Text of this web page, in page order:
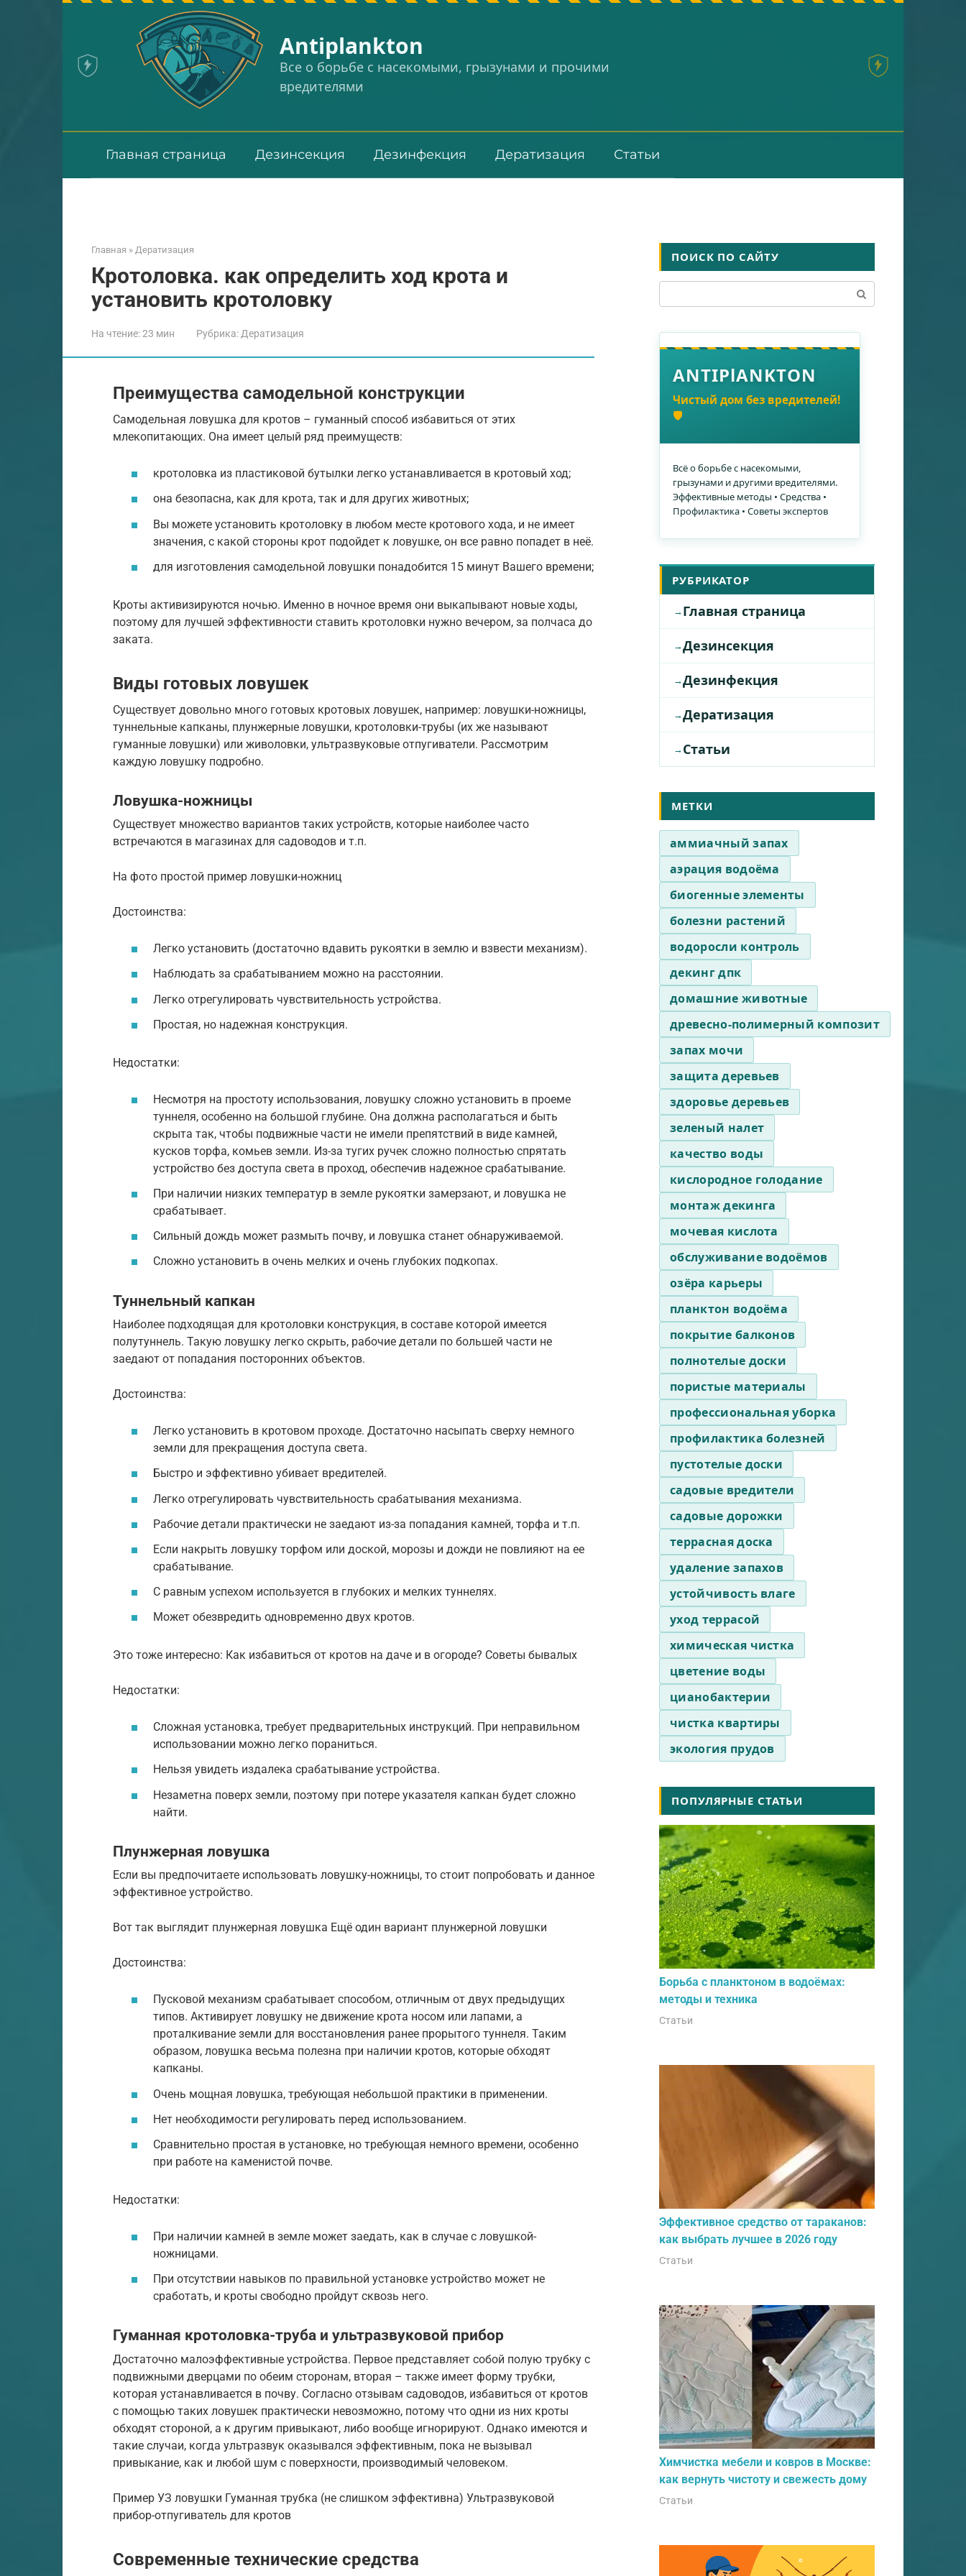
Аntiplankton
Все о борьбе с насекомыми, грызунами и прочими
вредителями
Главная страница Дезинсекция Дезинфекция Дератизация Статьи
Главная » Дератизация
Кротоловка. как определить ход крота и
установить кротоловку
На чтение:23 мин Рубрика: Дератизация
Преимущества самодельной конструкции
Самодельная ловушка для кротов – гуманный способ избавиться от этих
млекопитающих. Она имеет целый ряд преимуществ:
кротоловка из пластиковой бутылки легко устанавливается в кротовый ход;
она безопасна, как для крота, так и для других животных;
Вы можете установить кротоловку в любом месте кротового хода, и не имеет
значения, с какой стороны крот подойдет к ловушке, он все равно попадет в неё.
для изготовления самодельной ловушки понадобится 15 минут Вашего времени;
Кроты активизируются ночью. Именно в ночное время они выкапывают новые ходы,
поэтому для лучшей эффективности ставить кротоловки нужно вечером, за полчаса до
заката.
Виды готовых ловушек
Существует довольно много готовых кротовых ловушек, например: ловушки-ножницы,
туннельные капканы, плунжерные ловушки, кротоловки-трубы (их же называют
гуманные ловушки) или живоловки, ультразвуковые отпугиватели. Рассмотрим
каждую ловушку подробно.
Ловушка-ножницы
Существует множество вариантов таких устройств, которые наиболее часто
встречаются в магазинах для садоводов и т.п.
На фото простой пример ловушки-ножниц
Достоинства:
Легко установить (достаточно вдавить рукоятки в землю и взвести механизм).
Наблюдать за срабатыванием можно на расстоянии.
Легко отрегулировать чувствительность устройства.
Простая, но надежная конструкция.
Недостатки:
Несмотря на простоту использования, ловушку сложно установить в проеме
туннеля, особенно на большой глубине. Она должна располагаться и быть
скрыта так, чтобы подвижные части не имели препятствий в виде камней,
кусков торфа, комьев земли. Из-за тугих ручек сложно полностью спрятать
устройство без доступа света в проход, обеспечив надежное срабатывание.
При наличии низких температур в земле рукоятки замерзают, и ловушка не
срабатывает.
Сильный дождь может размыть почву, и ловушка станет обнаруживаемой.
Сложно установить в очень мелких и очень глубоких подкопах.
Туннельный капкан
Наиболее подходящая для кротоловки конструкция, в составе которой имеется
полутуннель. Такую ловушку легко скрыть, рабочие детали по большей части не
заедают от попадания посторонних объектов.
Достоинства:
Легко установить в кротовом проходе. Достаточно насыпать сверху немного
земли для прекращения доступа света.
Быстро и эффективно убивает вредителей.
Легко отрегулировать чувствительность срабатывания механизма.
Рабочие детали практически не заедают из-за попадания камней, торфа и т.п.
Если накрыть ловушку торфом или доской, морозы и дожди не повлияют на ее
срабатывание.
С равным успехом используется в глубоких и мелких туннелях.
Может обезвредить одновременно двух кротов.
Это тоже интересно: Как избавиться от кротов на даче и в огороде? Советы бывалых
Недостатки:
Сложная установка, требует предварительных инструкций. При неправильном
использовании можно легко пораниться.
Нельзя увидеть издалека срабатывание устройства.
Незаметна поверх земли, поэтому при потере указателя капкан будет сложно
найти.
Плунжерная ловушка
Если вы предпочитаете использовать ловушку-ножницы, то стоит попробовать и данное
эффективное устройство.
Вот так выглядит плунжерная ловушка Ещё один вариант плунжерной ловушки
Достоинства:
Пусковой механизм срабатывает способом, отличным от двух предыдущих
типов. Активирует ловушку не движение крота носом или лапами, а
проталкивание земли для восстановления ранее прорытого туннеля. Таким
образом, ловушка весьма полезна при наличии кротов, которые обходят
капканы.
Очень мощная ловушка, требующая небольшой практики в применении.
Нет необходимости регулировать перед использованием.
Сравнительно простая в установке, но требующая немного времени, особенно
при работе на каменистой почве.
Недостатки:
При наличии камней в земле может заедать, как в случае с ловушкой-
ножницами.
При отсутствии навыков по правильной установке устройство может не
сработать, и кроты свободно пройдут сквозь него.
Гуманная кротоловка-труба и ультразвуковой прибор
Достаточно малоэффективные устройства. Первое представляет собой полую трубку с
подвижными дверцами по обеим сторонам, вторая – также имеет форму трубки,
которая устанавливается в почву. Согласно отзывам садоводов, избавиться от кротов
с помощью таких ловушек практически невозможно, потому что одни из них кроты
обходят стороной, а к другим привыкают, либо вообще игнорируют. Однако имеются и
такие случаи, когда ультразвук оказывался эффективным, пока не вызывал
привыкание, как и любой шум с поверхности, производимый человеком.
Пример УЗ ловушки Гуманная трубка (не слишком эффективна) Ультразвуковой
прибор-отпугиватель для кротов
Современные технические средства
ПОИСК ПО САЙТУ
ANTIPlANKTON
Чистый дом без вредителей!
🛡️
Всё о борьбе с насекомыми,
грызунами и другими вредителями.
Эффективные методы • Средства •
Профилактика • Советы экспертов
РУБРИКАТОР
Главная страница
Дезинсекция
Дезинфекция
Дератизация
Статьи
МЕТКИ
аммиачный запах
аэрация водоёма
биогенные элементы
болезни растений
водоросли контроль
декинг дпк
домашние животные
древесно-полимерный композит
запах мочи
защита деревьев
здоровье деревьев
зеленый налет
качество воды
кислородное голодание
монтаж декинга
мочевая кислота
обслуживание водоёмов
озёра карьеры
планктон водоёма
покрытие балконов
полнотелые доски
пористые материалы
профессиональная уборка
профилактика болезней
пустотелые доски
садовые вредители
садовые дорожки
террасная доска
удаление запахов
устойчивость влаге
уход террасой
химическая чистка
цветение воды
цианобактерии
чистка квартиры
экология прудов
ПОПУЛЯРНЫЕ СТАТЬИ
Борьба с планктоном в водоёмах:
методы и техника
Статьи
Эффективное средство от тараканов:
как выбрать лучшее в 2026 году
Статьи
Химчистка мебели и ковров в Москве:
как вернуть чистоту и свежесть дому
Статьи